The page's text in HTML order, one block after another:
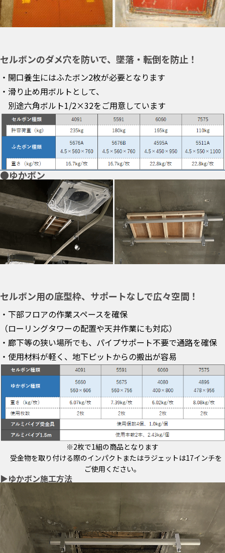
セルボンのダメ穴を防いで、墜落・転倒を防止！
・開口養生にはふたボン2枚が必要となります
・滑り止め用ボルトとして、
別途六角ボルト1/2×32をご用意しています
●ゆかボン
セルボン用の底型枠、サポートなしで広々空間！
・下部フロアの作業スペースを確保
（ローリングタワーの配置や天井作業にも対応）
・廊下等の狭い場所でも、パイプサポート不要で通路を確保
・使用材料が軽く、地下ピットからの搬出が容易
※2枚で1組の商品となります
受金物を取り付ける際のインパクトまたはラジェットは17インチを
ご使用ください。
▶ゆかボン施工方法